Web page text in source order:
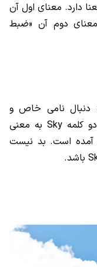
دارد. معنای اول آن
دوم آن «ضبط
به دنبال نامی خاص و
کلمه Sky به معنی
آمده است. بد نیست
باشد.